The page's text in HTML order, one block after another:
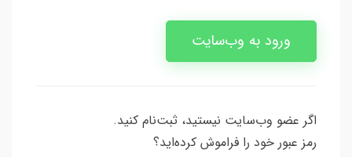
ورود به وب‌سایت
اگر عضو وب‌سایت نیستید، ثبت‌نام کنید.
رمز عبور خود را فراموش کرده‌اید؟